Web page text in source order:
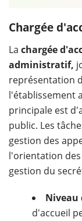
Chargée
La chargée
administratif,
représentation
l'établissement
principale est
public. Les
gestion des
l'orientation des
gestion du
Niveau
d'accueil